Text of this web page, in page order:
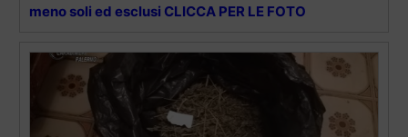
meno soli ed esclusi CLICCA PER LE FOTO